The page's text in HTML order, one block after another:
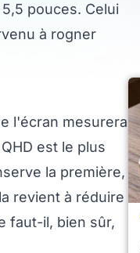
pouces. Celui
à rogner
l'écran mesurera
est le plus
la première,
revient à réduire
faut-il, bien sûr,